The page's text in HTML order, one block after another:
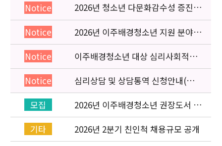
Notice
2026년 청소년 다문화감수성 증진
프로그램 「다가감」신청기관 안내
Notice
2026년 이주배경청소년 지원 분야
종사자 역량강화 교육 일정 안내
Notice
이주배경청소년 대상 심리사회적응
검사 연수동영상 개편 안내
Notice
심리상담 및 상담통역 신청안내(의뢰
서첨부)
모집
2026년 이주배경청소년 권장도서 목
록 구성을 위한 청소년 참여 이벤트
안내
기타
2026년 2분기 친인척 채용규모 공개